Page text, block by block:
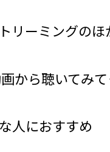
リーミングのほ
から聴いてみ
人におすすめ